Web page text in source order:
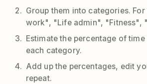
Group them into categories.
work", "Life admin", "Fitness",
Estimate the percentage of
each category.
Add up the percentages, edit
repeat.